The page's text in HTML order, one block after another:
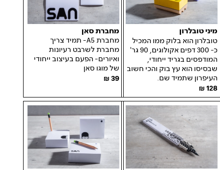
מיני טובלרון
128
טובלרון הוא בלוק ממו המכיל
כ- 300 דפים אקולוגים, 90 גר'
המודפסים בגריד ייחודי,
שבסיסו הוא עץ בוק והכי חשוב
העיפרון שתמיד שם.
מחברת סאן
39
מחברת A5- תמיד צריך
מחברת לשרבט רעיונות
ואיורים- הפעם בעיצוב ייחודי
של מוגו סאן